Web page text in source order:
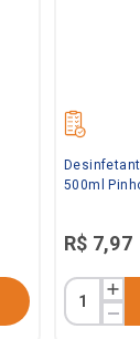
500ml
R$ 7,97